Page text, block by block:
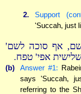
2. Support
'Succah, just
אף סוכה לשם'
אפי' טפח.
(b) Answer #1:
says 'Succah,
referring to the